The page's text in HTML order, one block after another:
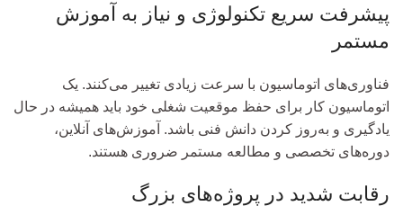
پیشرفت سریع تکنولوژی و نیاز به آموزش
مستمر
فناوری‌های اتوماسیون با سرعت زیادی تغییر می‌کنند. یک
اتوماسیون کار برای حفظ موقعیت شغلی خود باید همیشه در حال
یادگیری و به‌روز کردن دانش فنی باشد. آموزش‌های آنلاین،
دوره‌های تخصصی و مطالعه مستمر ضروری هستند.
رقابت شدید در پروژه‌های بزرگ